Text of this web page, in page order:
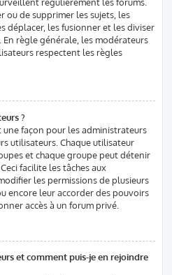
ou de supprimer les sujets, les
déplacer, les fusionner et les diviser
règle générale, les modérateurs
respectent les règles
?
une façon pour les administrateurs
utilisateurs. Chaque utilisateur
et chaque groupe peut détenir
facilite les tâches aux
les permissions de plusieurs
encore leur accorder des pouvoirs
accès à un forum privé.
et comment puis-je en rejoindre